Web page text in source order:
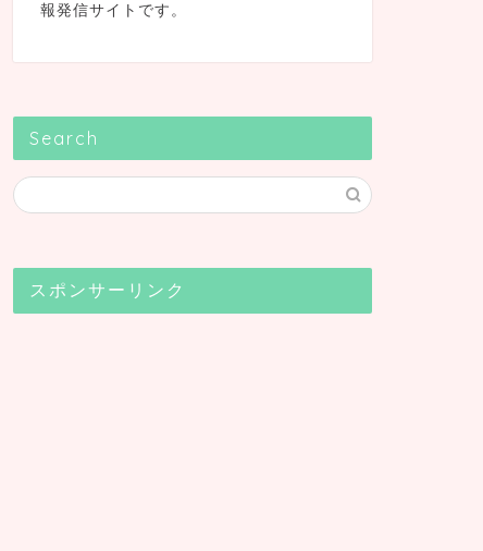
報発信サイトです。
Search
スポンサーリンク